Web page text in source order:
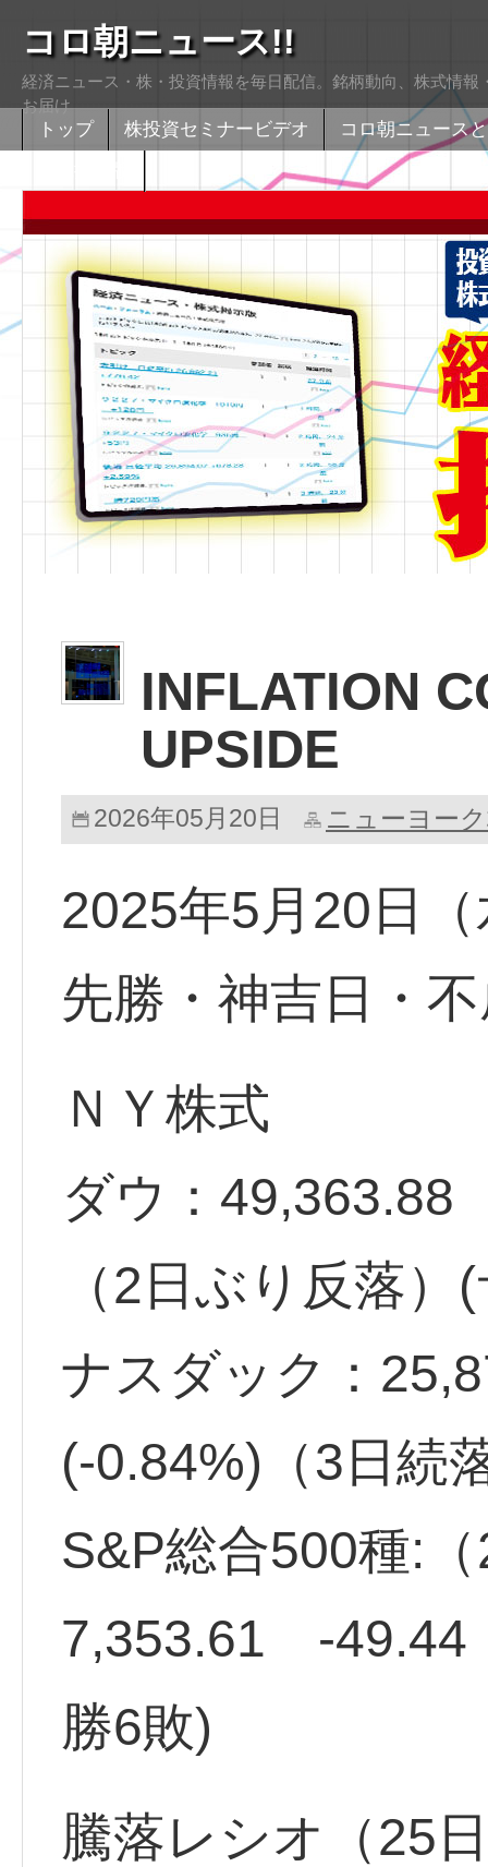
コロ朝ニュース!!
経済ニュース・株・投資情報を毎日配信。銘柄動向、株式情
お届け
トップ 株投資セミナービデオ
コロ朝ニュース
INFLATION
UPSIDE
2026年05月20日 ニューヨー
2025年5月20
先勝・神吉日・
ＮＹ株式
ダウ：
（2日ぶり反落
ナスダック：
(-0.84%)（3日続
S&P総合500種:
7,353.61 -49.44
勝6敗)
騰落レシオ（25